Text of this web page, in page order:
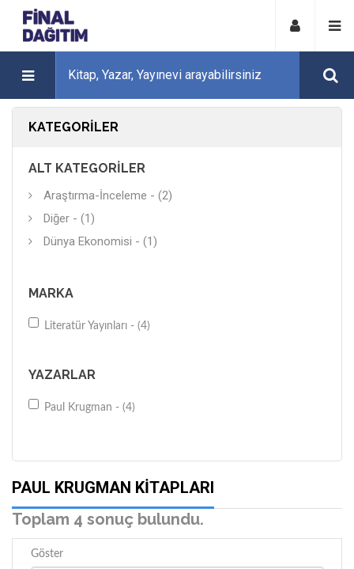
KATEGORILER
ALT KATEGORILER
Araştırma-İnceleme - (2)
Diğer - (1)
Dünya Ekonomisi - (1)
MARKA
Literatür Yayınları - (4)
YAZARLAR
Paul Krugman - (4)
PAUL KRUGMAN KITAPLARI
Toplam 4 sonuç bulundu.
Göster